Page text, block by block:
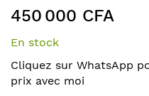
gallery
the
beginning
of
images
gallery
450 000 CFA
En stock
Cliquez sur WhatsApp
prix avec moi